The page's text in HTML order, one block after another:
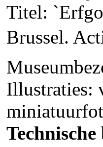
Titel:
Brussel.
Illustraties:
Technische